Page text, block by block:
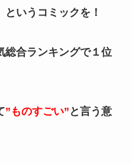
というコミックを！
総合ランキングで１位
”ものすごい” と言う意